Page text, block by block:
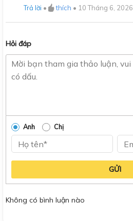
hạng5 5
Trả lời • thích • 10 Tháng 6, 2026
Hỏi đáp
Anh Chị
GỬI
Không có bình luận nào